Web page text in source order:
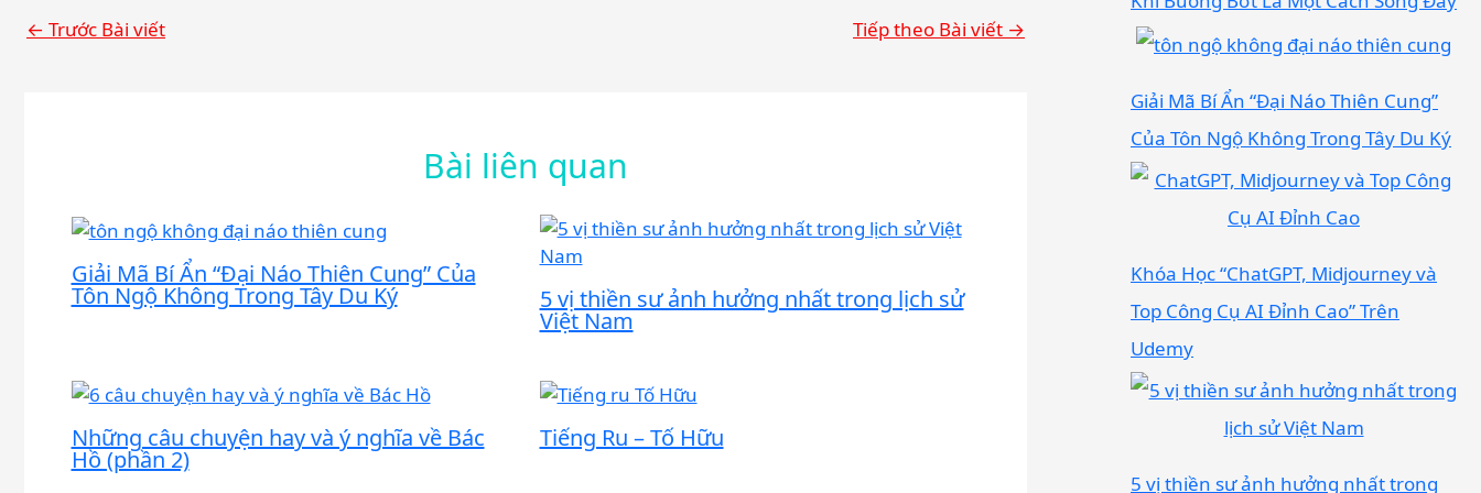
← Trước Bài viết Tiếp theo Bài viết →
Bài liên quan
Giải Mã Bí Ẩn “Đại Náo Thiên Cung” Của
Tôn Ngộ Không Trong Tây Du Ký 5 vị thiền sư ảnh hưởng nhất trong lịch sử
Việt Nam
Những câu chuyện hay và ý nghĩa về Bác
Hồ (phần 2)
Tiếng Ru – Tố Hữu
Giải Mã Bí Ẩn “Đại Náo Thiên Cung”
Của Tôn Ngộ Không Trong Tây Du Ký
Khóa Học “ChatGPT, Midjourney và
Top Công Cụ AI Đỉnh Cao” Trên
Udemy
5 vị thiền sư ảnh hưởng nhất trong